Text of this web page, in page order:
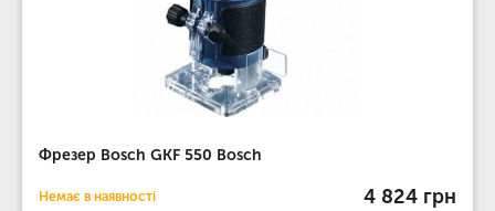
Фрезер Bosch GKF 550 Bosch
Немає в наявності 4 824 грн